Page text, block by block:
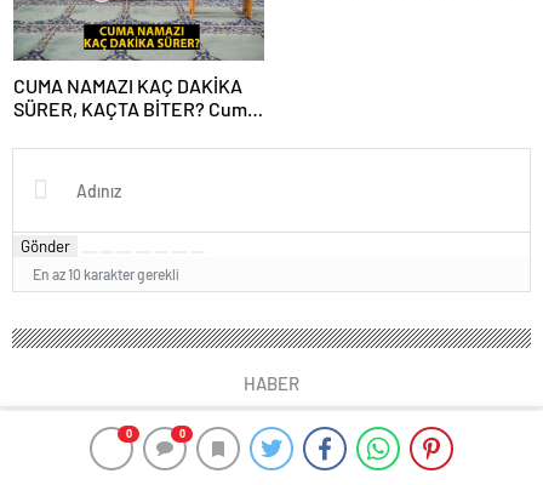
0 0
CUMA NAMAZI KAÇ DAKİKA
SÜRER, KAÇTA BİTER? Cuma
Namazı Süresi Diyanet!
Gönder
En az 10 karakter gerekli
HABER